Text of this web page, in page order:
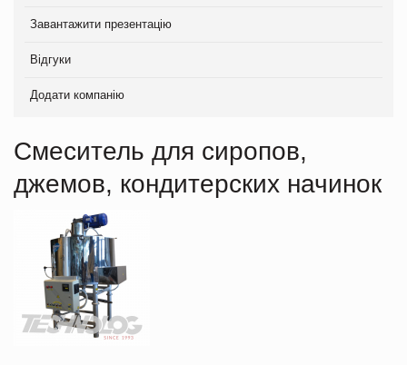
Завантажити презентацію
Відгуки
Додати компанію
Смеситель для сиропов,
джемов, кондитерских начинок